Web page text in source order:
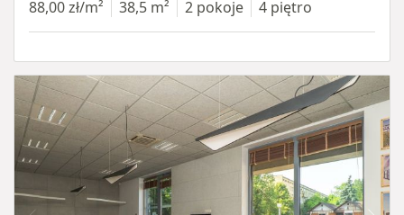
88,00 zł/m² 38,5 m² 2 pokoje 4 piętro